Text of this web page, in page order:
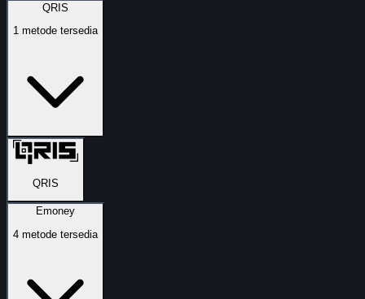
QRIS
1 metode tersedia
QRIS
Emoney
4 metode tersedia